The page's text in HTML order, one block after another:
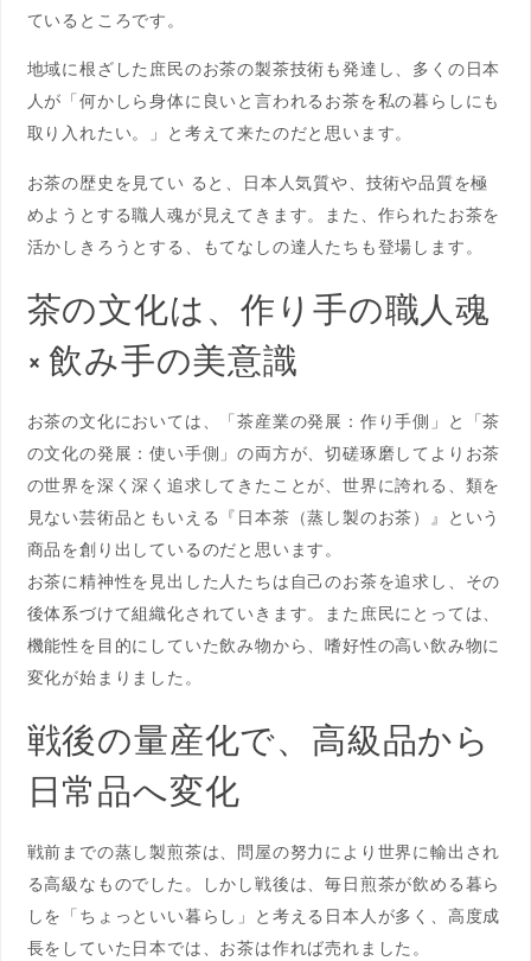
ているところです。
地域に根ざした庶民のお茶の製茶技術も発達し、多くの日本
人が「何かしら身体に良いと言われるお茶を私の暮らしにも
取り入れたい。」と考えて来たのだと思います。
お茶の歴史を見てい ると、日本人気質や、技術や品質を極
めようとする職人魂が見えてきます。また、作られたお茶を
活かしきろうとする、もてなしの達人たちも登場します。
茶の文化は、作り手の職人魂
× 飲み手の美意識
お茶の文化においては、「茶産業の発展：作り手側」と「茶
の文化の発展：使い手側」の両方が、切磋琢磨してよりお茶
の世界を深く深く追求してきたことが、世界に誇れる、類を
見ない芸術品ともいえる『日本茶（蒸し製のお茶）』という
商品を創り出しているのだと思います。
お茶に精神性を見出した人たちは自己のお茶を追求し、その
後体系づけて組織化されていきます。また庶民にとっては、
機能性を目的にしていた飲み物から、嗜好性の高い飲み物に
変化が始まりました。
戦後の量産化で、高級品から
日常品へ変化
戦前までの蒸し製煎茶は、問屋の努力により世界に輸出され
る高級なものでした。しかし戦後は、毎日煎茶が飲める暮ら
しを「ちょっといい暮らし」と考える日本人が多く、高度成
長をしていた日本では、お茶は作れば売れました。